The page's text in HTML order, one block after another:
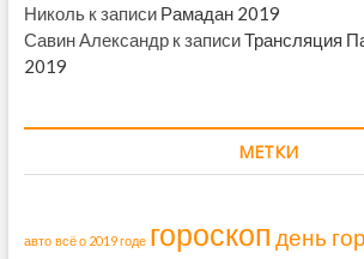
Никольк записи Рамадан 2019
Савин Александрк записиТрансляция
2019
МЕТКИ
авто всё о 2019 годе гороскоп день